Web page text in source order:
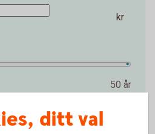
kr
50 år
ditt val